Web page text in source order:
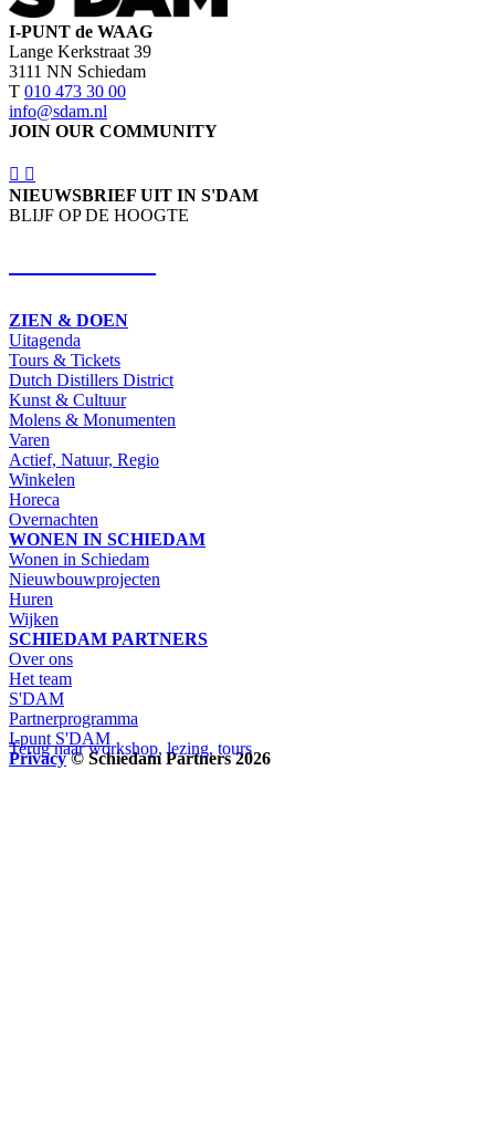
Terug naar workshop, lezing, tours
I-PUNT de WAAG
Lange Kerkstraat 39
3111 NN Schiedam
T 010 473 30 00
info@sdam.nl
JOIN OUR COMMUNITY
NIEUWSBRIEF UIT IN S'DAM
BLIJF OP DE HOOGTE
ZIEN & DOEN
Uitagenda
Tours & Tickets
Dutch Distillers District
Kunst & Cultuur
Molens & Monumenten
Varen
Actief, Natuur, Regio
Winkelen
Horeca
Overnachten
WONEN IN SCHIEDAM
Wonen in Schiedam
Nieuwbouwprojecten
Huren
Wijken
SCHIEDAM PARTNERS
Over ons
Het team
S'DAM
Partnerprogramma
I-punt S'DAM
Privacy © Schiedam Partners 2026